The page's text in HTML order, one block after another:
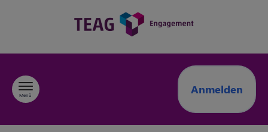
Menü Anmelden